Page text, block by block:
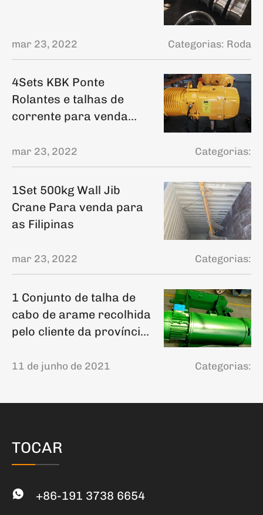
mar 23, 2022 Categorias: Roda
4Sets KBK Ponte
Rolantes e talhas de
corrente para venda
Árabes Unidos
mar 23, 2022 Categorias:
1Set 500kg Wall Jib
Crane Para venda para
as Filipinas
mar 23, 2022 Categorias:
1 Conjunto de talha de
cabo de arame recolhida
pelo cliente da província
11 de junho de 2021 Categorias:
TOCAR
+86-191 3738 6654